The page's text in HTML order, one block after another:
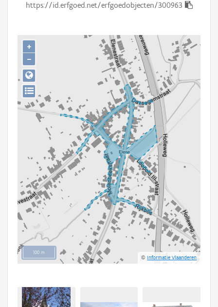
Gebeurtenis
Persoon of collectief
Downloads
Hergebruik
Aanmelden
https://id.erfgoed.net/erfgoedobjecten/300963
100 m
©Informatie Vlaanderen
+
−